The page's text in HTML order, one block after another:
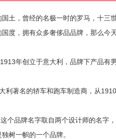
，曾经的名极一时的罗马，十三
度，拥有众多奢侈品品牌，那么今
年创立于意大利，品牌下产品有男
著名的轿车和跑车制造商，从1910
品牌名字取自两个设计师的名字，
树一帜的一个品牌。